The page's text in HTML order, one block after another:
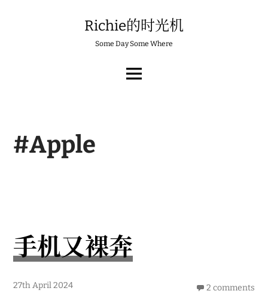
Richie的时光机
Some Day Some Where
MENU
#Apple
手机又裸奔
2
27th April 2024 2 comments